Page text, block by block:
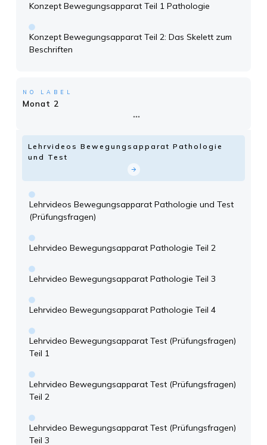
Konzept Bewegungsapparat Teil 1 Pathologie
Konzept Bewegungsapparat Teil 2: Das Skelett zum
Beschriften
NO LABEL
Monat 2
Lehrvideos Bewegungsapparat Pathologie
und Test
Lehrvideos Bewegungsapparat Pathologie und Test
(Prüfungsfragen)
Lehrvideo Bewegungsapparat Pathologie Teil 2
Lehrvideo Bewegungsapparat Pathologie Teil 3
Lehrvideo Bewegungsapparat Pathologie Teil 4
Lehrvideo Bewegungsapparat Test (Prüfungsfragen)
Teil 1
Lehrvideo Bewegungsapparat Test (Prüfungsfragen)
Teil 2
Lehrvideo Bewegungsapparat Test (Prüfungsfragen)
Teil 3